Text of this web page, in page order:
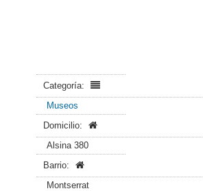
Categoría:
Museos
Domicilio:
Alsina 380
Barrio:
Montserrat